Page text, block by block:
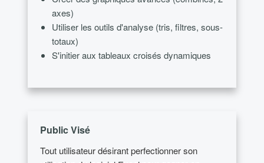
axes)
Utiliser les outils d'analyse (tris, filtres, sous-
totaux)
S'initier aux tableaux croisés dynamiques
Public Visé
Tout utilisateur désirant perfectionner son